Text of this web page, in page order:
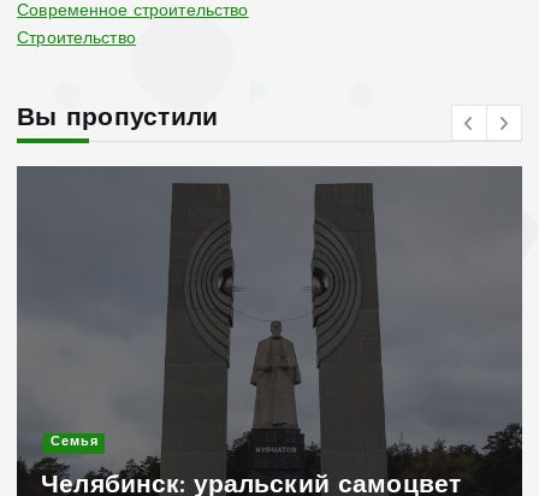
Современное строительство
Строительство
Вы пропустили
Семья
Челябинск: уральский самоцвет